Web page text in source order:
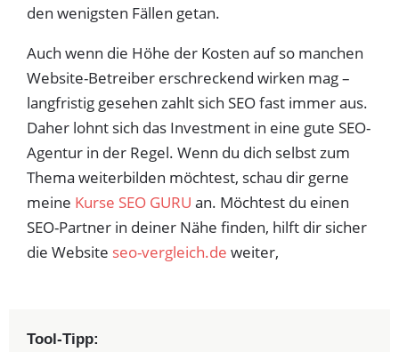
den wenigsten Fällen getan.
Auch wenn die Höhe der Kosten auf so manchen
Website-Betreiber erschreckend wirken mag –
langfristig gesehen zahlt sich SEO fast immer aus.
Daher lohnt sich das Investment in eine gute SEO-
Agentur in der Regel. Wenn du dich selbst zum
Thema weiterbilden möchtest, schau dir gerne
meine Kurse SEO GURU an. Möchtest du einen
SEO-Partner in deiner Nähe finden, hilft dir sicher
die Website seo-vergleich.de weiter,
Tool-Tipp: